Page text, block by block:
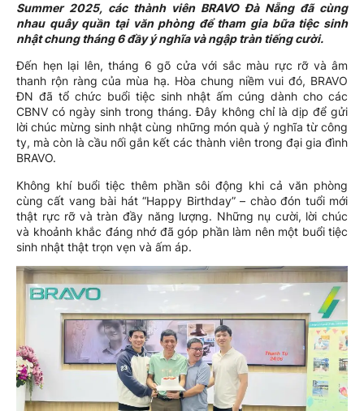
Summer 2025, các thành viên BRAVO Đà Nẵng đã cùng
nhau quây quần tại văn phòng để tham gia bữa tiệc sinh
nhật chung tháng 6 đầy ý nghĩa và ngập tràn tiếng cười.
Đến hẹn lại lên, tháng 6 gõ cửa với sắc màu rực rỡ và âm
thanh rộn ràng của mùa hạ. Hòa chung niềm vui đó, BRAVO
ĐN đã tổ chức buổi tiệc sinh nhật ấm cúng dành cho các
CBNV có ngày sinh trong tháng. Đây không chỉ là dịp để gửi
lời chúc mừng sinh nhật cùng những món quà ý nghĩa từ công
ty, mà còn là cầu nối gắn kết các thành viên trong đại gia đình
BRAVO.
Không khí buổi tiệc thêm phần sôi động khi cả văn phòng
cùng cất vang bài hát “Happy Birthday” – chào đón tuổi mới
thật rực rỡ và tràn đầy năng lượng. Những nụ cười, lời chúc
và khoảnh khắc đáng nhớ đã góp phần làm nên một buổi tiệc
sinh nhật thật trọn vẹn và ấm áp.